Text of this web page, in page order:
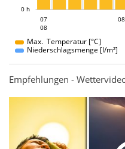
0 h
07
08
08
Max. Temperatur [°C]
Niederschlagsmenge [l/m²]
Empfehlungen -